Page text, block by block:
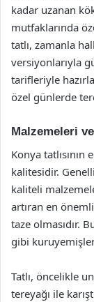
kadar uzanan
mutfaklarında
tatlı, zamanla
versiyonlarıyla
tarifleriyle
özel günlerde
Malzemeleri ve
Konya
kalitesidir.
kaliteli
artıran en
taze olmasıdır.
gibi
Tatlı, öncelikle
tereyağı ile